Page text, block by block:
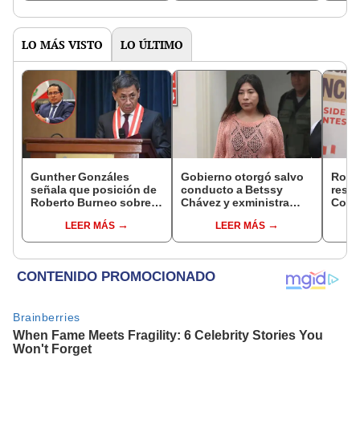
LO MÁS VISTO LO ÚLTIMO
Gunther Gonzáles
señala que posición de
Roberto Burneo sobre
Aliaga no representan al
JNE
LEER MÁS
Gobierno otorgó salvo
conducto a Betssy
Chávez y exministra
madrugadaLEER MÁS